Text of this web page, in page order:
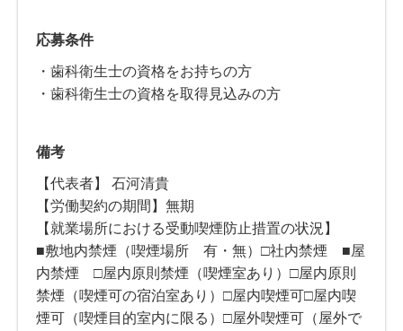
応募条件
・歯科衛生士の資格をお持ちの方
・歯科衛生士の資格を取得見込みの方
備考
【代表者】 石河清貴
【労働契約の期間】無期
【就業場所における受動喫煙防止措置の状況】
■敷地内禁煙（喫煙場所 有・無）□社内禁煙 ■屋
内禁煙 □屋内原則禁煙（喫煙室あり）□屋内原則
禁煙（喫煙可の宿泊室あり）□屋内喫煙可□屋内喫
煙可（喫煙目的室内に限る）□屋外喫煙可（屋外で